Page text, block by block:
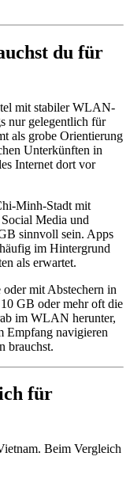
du für
mit stabiler WLAN-
nur gelegentlich für
als grobe Orientierung
Unterkünften in
Internet dort vor
Minh-Stadt mit
Media und
sinnvoll sein. Apps
im Hintergrund
als erwartet.
oder mit Abstechern in
GB oder mehr oft die
im WLAN herunter,
Empfang navigieren
brauchst.
für
Beim Vergleich